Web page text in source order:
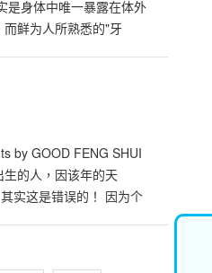
重好听、易记、优雅、
：不雅的姓名谐音，日
单名：由于单名(如：林
"强、健、英、伟、
子出生的日子，如国庆
方式，师傅依照个人八
行均衡等。因此，少数
显示，个性任性火爆、
如：润、震等字。 以下
是身体中唯一暴露在体外
鲜为人所熟悉的"牙
或命理的角度来看，这
之，中年或晚年人，早
，影响个人的健康，以
牙相的基本理论：牙齿
牙疏或有缝漏财少储蓄
缝的人，容易漏财，少
、顽固，比较难与人
by GOOD FENG SHUI
的人，因该年的天
实这是错误的！ 因为个